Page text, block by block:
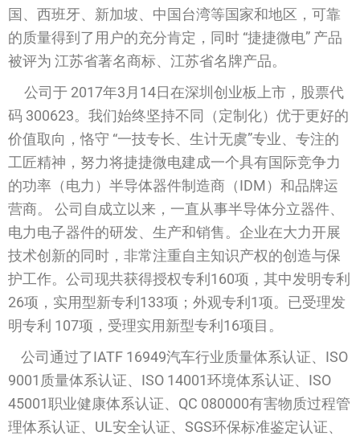
国、西班牙、新加坡、中国台湾等国家和地区，可靠
的质量得到了用户的充分肯定，同时 “捷捷微电” 产品
被评为 江苏省著名商标、江苏省名牌产品。
公司于 2017年3月14日在深圳创业板上市，股票代
码 300623。我们始终坚持不同（定制化）优于更好的
价值取向，恪守 “一技专长、生计无虞”专业、专注的
工匠精神，努力将捷捷微电建成一个具有国际竞争力
的功率（电力）半导体器件制造商（IDM）和品牌运
营商。 公司自成立以来，一直从事半导体分立器件、
电力电子器件的研发、生产和销售。企业在大力开展
技术创新的同时，非常注重自主知识产权的创造与保
护工作。公司现共获得授权专利160项，其中发明专利
26项，实用型新专利133项；外观专利1项。已受理发
明专利 107项，受理实用新型专利16项目。
公司通过了IATF 16949汽车行业质量体系认证、ISO
9001质量体系认证、ISO 14001环境体系认证、ISO
45001职业健康体系认证、QC 080000有害物质过程管
理体系认证、UL安全认证、SGS环保标准鉴定认证、